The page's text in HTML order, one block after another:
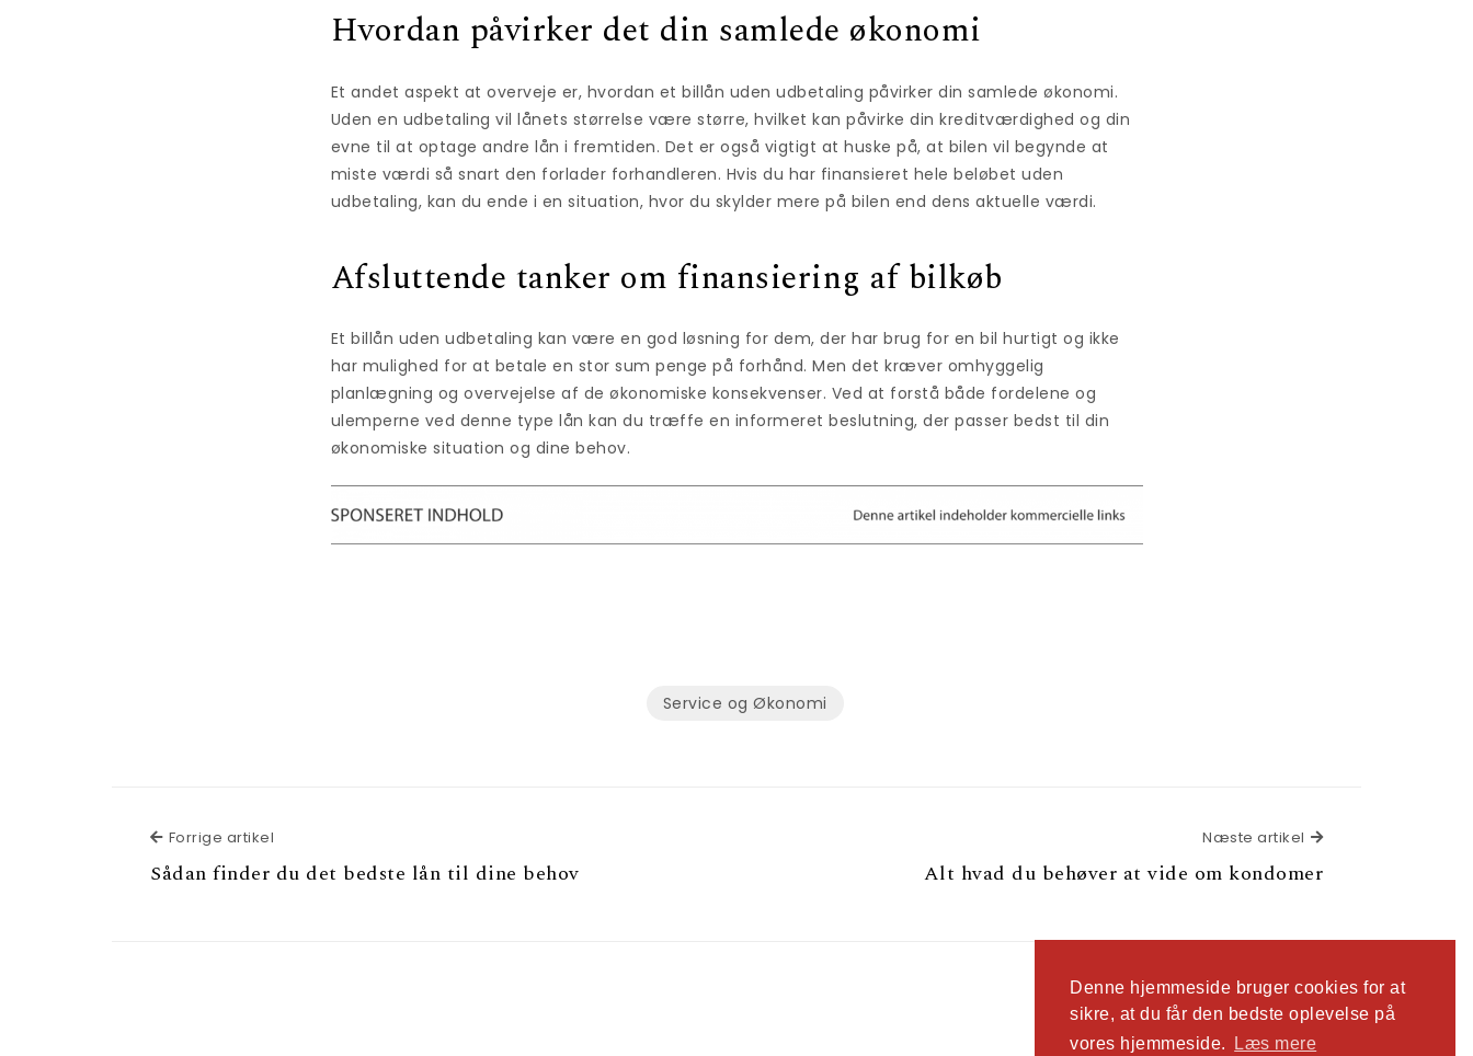
Hvordan påvirker det din samlede økonomi
Et andet aspekt at overveje er, hvordan et billån uden udbetaling påvirker din samlede økonomi.
Uden en udbetaling vil lånets størrelse være større, hvilket kan påvirke din kreditværdighed og din
evne til at optage andre lån i fremtiden. Det er også vigtigt at huske på, at bilen vil begynde at
miste værdi så snart den forlader forhandleren. Hvis du har finansieret hele beløbet uden
udbetaling, kan du ende i en situation, hvor du skylder mere på bilen end dens aktuelle værdi.
Afsluttende tanker om finansiering af bilkøb
Et billån uden udbetaling kan være en god løsning for dem, der har brug for en bil hurtigt og ikke
har mulighed for at betale en stor sum penge på forhånd. Men det kræver omhyggelig
planlægning og overvejelse af de økonomiske konsekvenser. Ved at forstå både fordelene og
ulemperne ved denne type lån kan du træffe en informeret beslutning, der passer bedst til din
økonomiske situation og dine behov.
Service og Økonomi
Forrige artikel
Sådan finder du det bedste lån til dine behov
Næste artikel Næste artikel
Alt hvad du behøver at vide om kondomer
Denne hjemmeside bruger cookies for at
sikre, at du får den bedste oplevelse på
vores hjemmeside.
Læs mere